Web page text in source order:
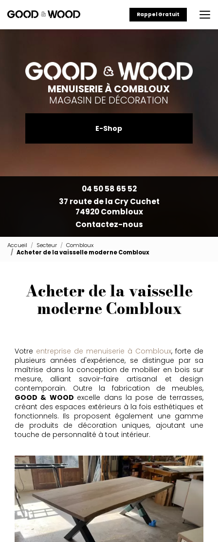
au
principal
Rappel Gratuit
MENUISERIE À COMBLOUX
MAGASIN DE DÉCORATION
E-Shop
04 50 58 65 52
37 route de la Cry Cuchet
74920 Combloux
Contactez-nous
Accueil Secteur
Combloux
Acheter de la vaisselle moderne Combloux
Acheter de la vaisselle
moderne Combloux
Votre entreprise de menuiserie à Combloux, forte de
plusieurs années d'expérience, se distingue par sa
maîtrise dans la conception de mobilier en bois sur
mesure, alliant savoir-faire artisanal et design
contemporain. Outre la fabrication de meubles,
GOOD & WOOD excelle dans la pose de terrasses,
créant des espaces extérieurs à la fois esthétiques et
fonctionnels. Ils proposent également une gamme
de produits de décoration uniques, ajoutant une
touche de personnalité à tout intérieur.